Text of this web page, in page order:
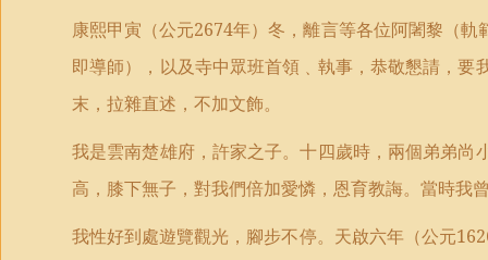
康熙甲寅（公元2674年）冬，離言等各位阿闍黎（軌
即導師），以及寺中眾班首領﹑執事，恭敬懇請，
末，拉雜直述，不加文飾。
我是雲南楚雄府，許家之子。十四歲時，兩個弟弟
高，膝下無子，對我們倍加愛憐，恩育教誨。當時我
我性好到處遊覽觀光，腳步不停。天啟六年（公元